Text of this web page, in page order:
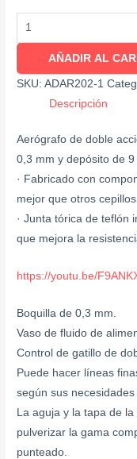
AÑADIR AL
SKU:ADAR202-1
Descripción
Aerógrafo de doble
0,3 mm y depósito de 9
· Fabricado con
mejor que otros
· Junta tórica de teflón
que mejora la
https://youtu.be/
Boquilla de 0,3 mm.
Vaso de fluido de
Control de gatillo de
Puede hacer líneas
según sus necesidades
La aguja y la tapa de
pulverizar la gama
punteado.